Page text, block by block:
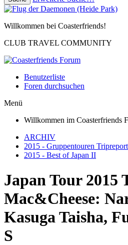
Willkommen bei Coasterfriends!
CLUB TRAVEL COMMUNITY
Benutzerliste
Foren durchsuchen
Menü
Willkommen im Coasterfriends
ARCHIV
2015 - Gruppentouren
2015 - Best of Japan II
Japan Tour 2015
Mac&Cheese:
Kasuga Taisha,
S